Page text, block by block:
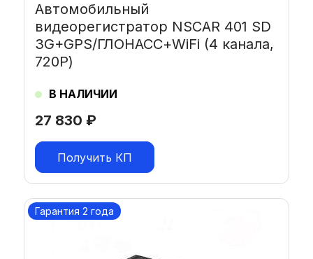
27 830 ₽
Автомобильный
видеорегистратор NSCAR 401 SD
3G+GPS/ГЛОНАСС+WiFi (4 канала,
720Р)
В НАЛИЧИИ
Получить КП
Гарантия 2 года